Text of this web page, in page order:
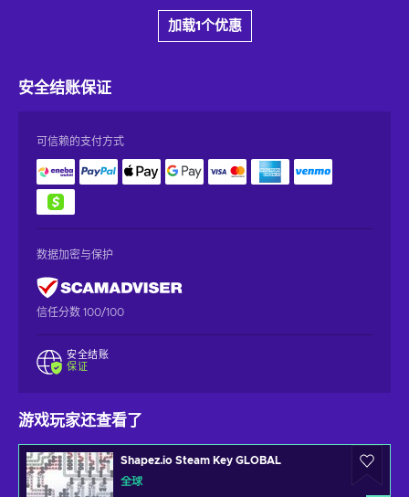
加载1个优惠
安全结账保证
可信赖的支付方式
数据加密与保护
信任分数 100/100
安全结账
保证
游戏玩家还查看了
Shapez.io Steam Key GLOBAL
全球